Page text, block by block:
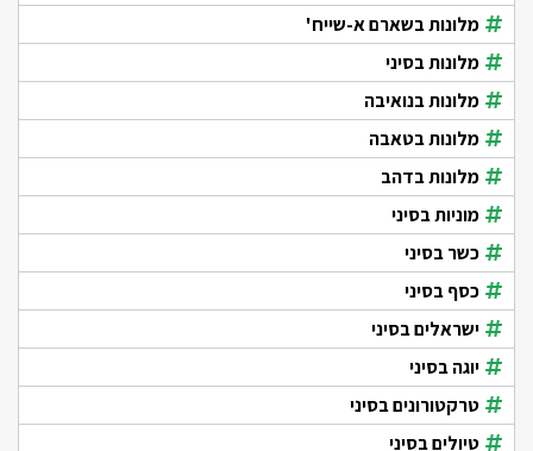
מלונות בשארם א-שייח'
מלונות בסיני
מלונות בנואיבה
מלונות בטאבה
מלונות בדהב
מוניות בסיני
כשר בסיני
כסף בסיני
ישראלים בסיני
יוגה בסיני
טרקטורונים בסיני
טיולים בסיני